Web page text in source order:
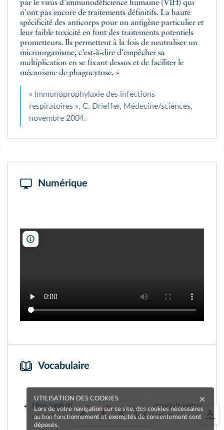
par le virus d'immunodéficience humaine (VIH) qui
n'ont pas encore de traitements définitifs. La haute
spécificité des anticorps pour un antigène particulier et
leur faible toxicité en font des traitements potentiels
prometteurs. Ils permettent à la fois de neutraliser un
microorganisme, c'est-à-dire d'empêcher sa
multiplication en se fixant dessus et de faciliter le
mécanisme de phagocytose. »
« Immunoprophylaxie des infections
respiratoires », C. Drieffer, Médecine/sciences,
novembre 2004.
Numérique
Vocabulaire
Une agglutination :réaction qui se produit entre
un anticorps et l'antigène qu'il reconnait.
UTILISATION DES COOKIES
Lors de votre navigation sur ce site, des cookies nécessaires
au bon fonctionnement et exemptés de consentement sont
déposés.